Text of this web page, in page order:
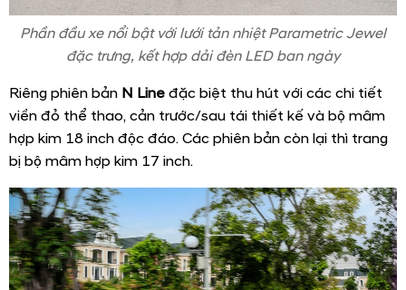
Phần đầu xe nổi bật với lưới tản nhiệt Parametric Jewel
đặc trưng, kết hợp dải đèn LED ban ngày
Riêng phiên bản N Line đặc biệt thu hút với các chi tiết
viền đỏ thể thao, cản trước/sau tái thiết kế và bộ mâm
hợp kim 18 inch độc đáo. Các phiên bản còn lại thì trang
bị bộ mâm hợp kim 17 inch.